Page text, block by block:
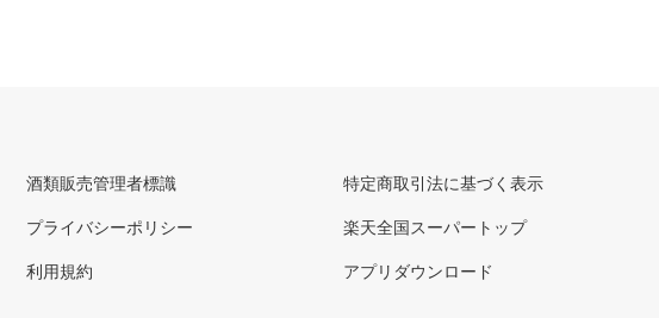
酒類販売管理者標識
プライバシーポリシー
利用規約
特定商取引法に基づく表示
楽天全国スーパートップ
アプリダウンロード